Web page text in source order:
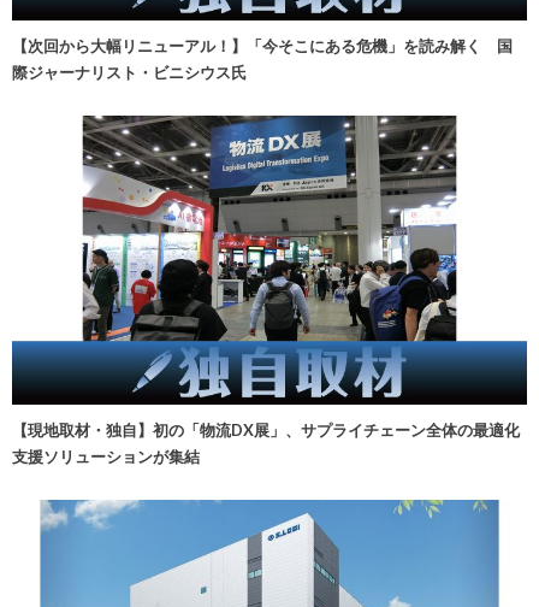
【次回から大幅リニューアル！】「今そこにある危機」を読み解く 国
際ジャーナリスト・ビニシウス氏
【現地取材・独自】初の「物流DX展」、サプライチェーン全体の最適化
支援ソリューションが集結